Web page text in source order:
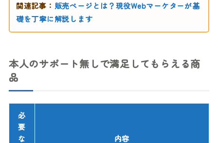
関連記事： 販売ページとは？現役Webマーケターが基
礎を丁寧に解説します
本人のサポート無しで満足してもらえる商
品
必
要
な
内容